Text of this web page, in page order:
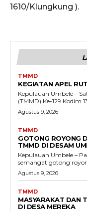
1610/Klungkung ).
TMMD
KEGIATAN APEL
Kepulauan Umbele –
(TMMD) Ke-129 Kodim
Agustus 9, 2026
TMMD
GOTONG ROYONG
TMMD DI DESAM
Kepulauan Umbele –
semangat gotong
Agustus 9, 2026
TMMD
MASYARAKAT DAN
DI DESA MEREKA